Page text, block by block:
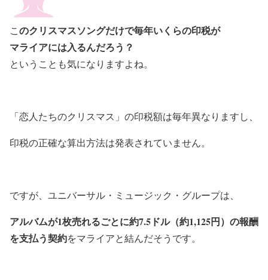
このクリスマスソングだけで毎年いくらの印税が
マライアには入るんだろう？
ということも気になりますよね。
「恋人たちのクリスマス」の印税額は毎年異なりますし、
印税の正確な算出方法は発表されていません。
ですが、ユニバーサル・ミュージック・グループは、
アルバムが1枚売れるごとに約7.5ドル（約1,125円）の報酬
を支払う契約をマライアと結んだそうです。